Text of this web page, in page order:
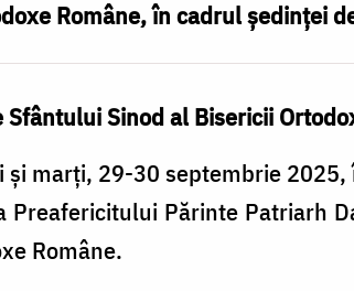
Române, în cadrul ședinței
Sinod al Bisericii
marți, 29-30 septembrie 2025,
Preafericitului Părinte Patriarh
Române.